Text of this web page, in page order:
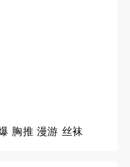
胸推 漫游 丝袜